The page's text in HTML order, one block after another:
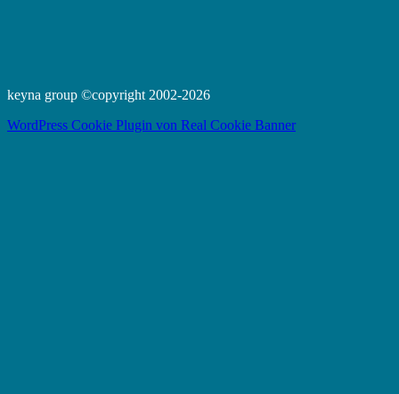
keyna group ©copyright 2002-2026
WordPress Cookie Plugin von Real Cookie Banner